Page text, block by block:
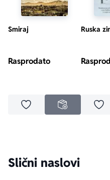
Smiraj
Rasprodato
Dodaj u omiljeneNEDOSTUPNO
Ruska
Slični naslovi